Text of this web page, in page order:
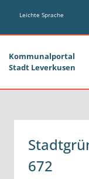
Zum Hauptinhalt
Leichte Sprache
Kommunalportal
Stadt Leverkusen
672